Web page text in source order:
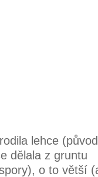
lehce
dělala z gruntu
o to větší